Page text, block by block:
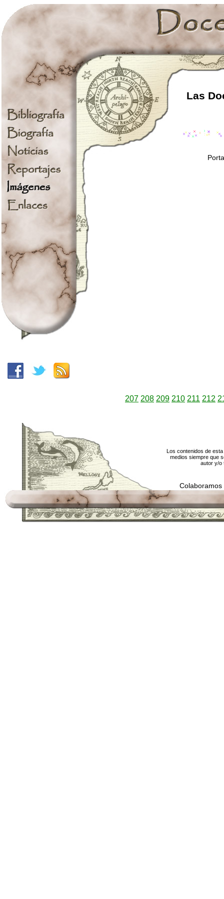
Las
207 208 209 210 211 212
Los contenidos de
medios siempre que
autor y/o